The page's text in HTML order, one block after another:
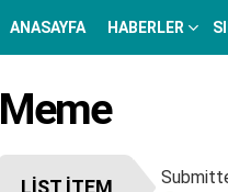
ANASAYFA HABERLER
Meme
LIST ITEM